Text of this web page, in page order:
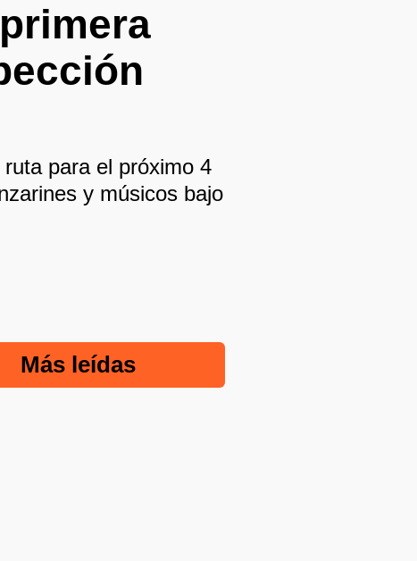
para el próximo 4
y músicos bajo
Más leídas